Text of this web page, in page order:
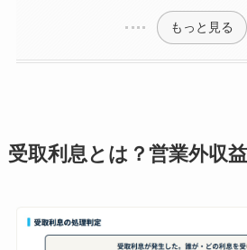
もっと見る
受取利息とは？営業外収